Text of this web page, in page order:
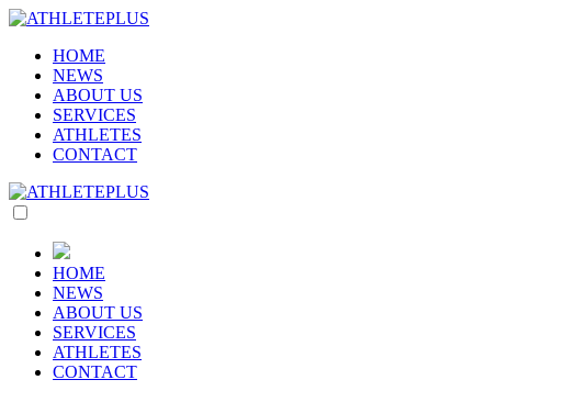
HOME
NEWS
ABOUT US
SERVICES
ATHLETES
CONTACT
HOME
NEWS
ABOUT US
SERVICES
ATHLETES
CONTACT